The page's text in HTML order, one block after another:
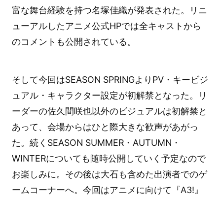
富な舞台経験を持つ名塚佳織が発表された。リニ
ューアルしたアニメ公式HPでは全キャストから
のコメントも公開されている。
そして今回はSEASON SPRINGよりPV・キービジ
ュアル・キャラクター設定が初解禁となった。リ
ーダーの佐久間咲也以外のビジュアルは初解禁と
あって、会場からはひと際大きな歓声があがっ
た。続くSEASON SUMMER・AUTUMN・
WINTERについても随時公開していく予定なので
お楽しみに。その後は大石も含めた出演者でのゲ
ームコーナーへ。今回はアニメに向けて『A3!』